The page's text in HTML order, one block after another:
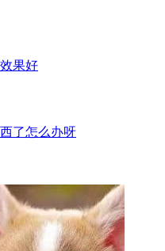
果好
了怎么办呀